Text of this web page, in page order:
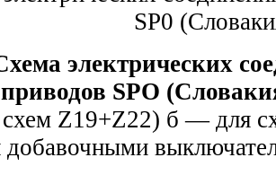
электрических
SPO
Z19+Z22) б — для
добавочными